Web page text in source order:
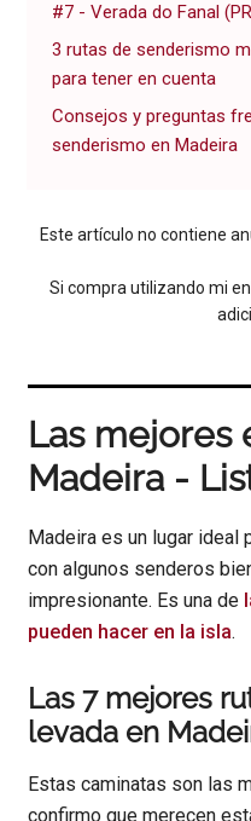
#7 - Verada do Fanal
3 rutas de senderismo
para tener en cuenta
Consejos y preguntas
senderismo en Madeira
Este artículo no contiene
Si compra utilizando mi
Las mejores
Madeira -
Madeira es un lugar ideal
con algunos senderos
impresionante. Es una de
pueden hacer en la isla.
Las 7 mejores
levada en
Estas caminatas son las
confirmo que merecen